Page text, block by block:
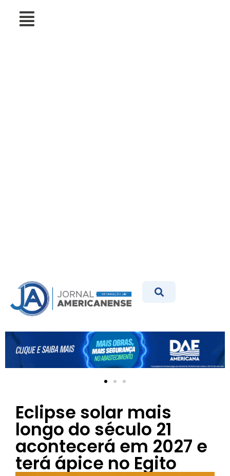
Eclipse solar mais
longo do século 21
acontecerá em 2027 e
terá ápice no Egito